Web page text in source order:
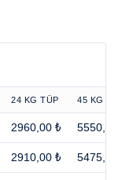
24 KG TÜP 45 KG
2960,00 ₺ 5550,00
2910,00 ₺ 5475,00